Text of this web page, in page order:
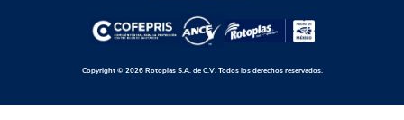
Copyright © 2026 Rotoplas S.A. de C.V. Todos los derechos reservados.